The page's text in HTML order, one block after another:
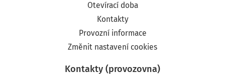
Otevírací doba
Kontakty
Provozní informace
Změnit nastavení cookies
Kontakty (provozovna)